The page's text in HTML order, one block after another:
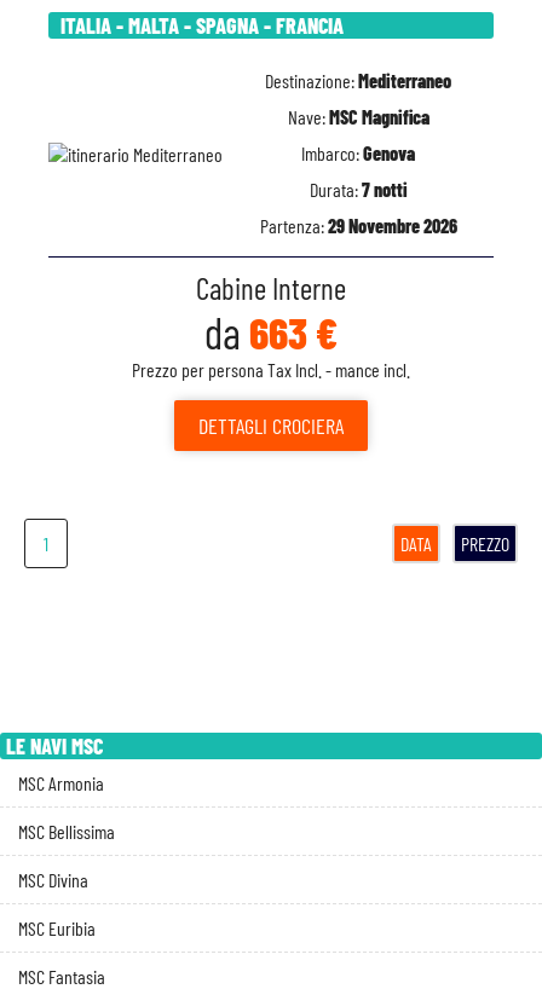
ITALIA - MALTA - SPAGNA - FRANCIA
Destinazione:Mediterraneo
Nave:MSC Magnifica
Imbarco:Genova
Durata:7 notti
Partenza:29 Novembre 2026
Cabine Interne
da 663 €
Prezzo per persona Tax Incl. - mance incl.
DETTAGLI CROCIERA
1 DATA PREZZO
LE NAVI MSC
MSC Armonia
MSC Bellissima
MSC Divina
MSC Euribia
MSC Fantasia